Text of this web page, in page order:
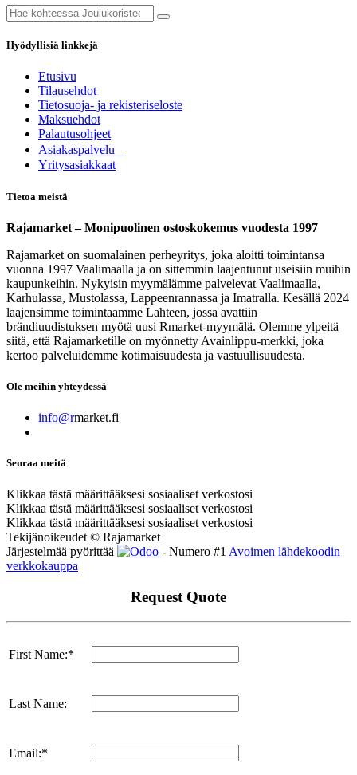
Hyödyllisiä linkkejä
Etusivu
Tilausehdot
Tietosuoja- ja rekisteriseloste
Maksuehdot
Palautusohjeet
Asia​k​aspalvelu
​Yritysasiakkaat
Tietoa meistä
Rajamarket – Monipuolinen ostoskokemus vuodesta 1997
Rajamarket on suomalainen perheyritys, joka aloitti toimintansa
vuonna 1997 Vaalimaalla ja on sittemmin laajentunut useisiin muihin
kaupunkeihin. Nykyisin myymälämme palvelevat Vaalimaalla,
Karhulassa, Mustolassa, Lappeenrannassa ja Imatralla. Kesällä 2024
laajensimme toimintaamme Lahteen, jossa avattiin
brändiuudistuksen myötä uusi Rmarket-myymälä. Olemme ylpeitä
siitä, että Rajamarketille on myönnetty Avainlippu-merkki, joka
kertoo palveluidemme kotimaisuudesta ja vastuullisuudesta.
Ole meihin yhteydessä
info@rmarket.fi
Seuraa meitä
Klikkaa tästä määrittääksesi sosiaaliset verkostosi
Klikkaa tästä määrittääksesi sosiaaliset verkostosi
Klikkaa tästä määrittääksesi sosiaaliset verkostosi
Tekijänoikeudet © Rajamarket
Järjestelmää pyörittää
- Numero #1 Avoimen lähdekoodin
verkkokauppa
Request Quote
First Name:*
Last Name:
Email:*